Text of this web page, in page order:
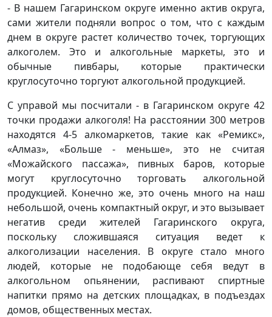
- В нашем Гагаринском округе именно актив округа,
сами жители подняли вопрос о том, что с каждым
днем в округе растет количество точек, торгующих
алкоголем. Это и алкогольные маркеты, это и
обычные пивбары, которые практически
круглосуточно торгуют алкогольной продукцией.
С управой мы посчитали - в Гагаринском округе 42
точки продажи алкоголя! На расстоянии 300 метров
находятся 4-5 алкомаркетов, такие как «Ремикс»,
«Алмаз», «Больше - меньше», это не считая
«Можайского пассажа», пивных баров, которые
могут круглосуточно торговать алкогольной
продукцией. Конечно же, это очень много на наш
небольшой, очень компактный округ, и это вызывает
негатив среди жителей Гагаринского округа,
поскольку сложившаяся ситуация ведет к
алкоголизации населения. В округе стало много
людей, которые не подобающе себя ведут в
алкогольном опьянении, распивают спиртные
напитки прямо на детских площадках, в подъездах
домов, общественных местах.